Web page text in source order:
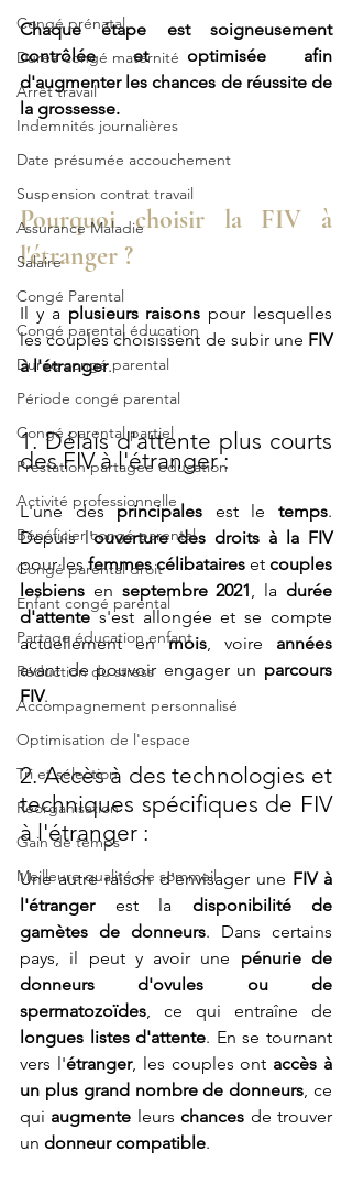
Congé prénatal
Durée congé maternité
Arrêt travail
Indemnités journalières
Date présumée accouchement
Suspension contrat travail
Assurance Maladie
Salaire
Congé Parental
Congé parental éducation
Durée congé parental
Période congé parental
Congé parental partiel
Prestation partagee education
Activité professionnelle
Bénéficier congé parental
Congé parental droit
Enfant congé parental
Partage éducation enfant
Réduction du stress
Accompagnement personnalisé
Optimisation de l'espace
Tri et sélection
Réorganisation
Gain de temps
Meilleure qualité de sommeil
Chaque étape est soigneusement
contrôlée et optimisée afin
d'augmenter les chances de réussite de
la grossesse.
Pourquoi choisir la FIV à
l'étranger ?
Il y a plusieurs raisons pour lesquelles
les couples choisissent de subir une FIV
à l'étranger.
1. Délais d'attente plus courts
des FIV à l'étranger :
L'une des principales est le temps.
Depuis l'
ouverture des droits à la FIV
pour les femmes célibataires et couples
lesbiens en septembre 2021, la durée
d'attente s'est allongée et se compte
actuellement en mois, voire années
avant de pouvoir engager un parcours
FIV.
2. Accès à des technologies et
techniques spécifiques de FIV
à l'étranger :
Une autre raison d'envisager une FIV à
l'étranger est la disponibilité de
gamètes de donneurs. Dans certains
pays, il peut y avoir une pénurie de
donneurs d'ovules ou de
spermatozoïdes
longues listes d'attente. En se tournant
vers l'étranger, les couples ont accès à
un plus grand nombre de donneurs, ce
qui augmente leurs chances de trouver
un donneur compatible.